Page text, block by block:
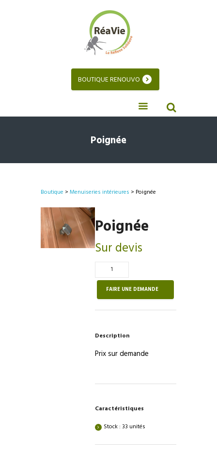
BOUTIQUE RENOUVO
Poignée
Boutique > Menuiseries intérieures > Poignée
Poignée
Sur devis
Quantité
de
PoignéeFAIRE UNE DEMANDE
Description
Prix sur demande
Caractéristiques
Stock : 33 unités